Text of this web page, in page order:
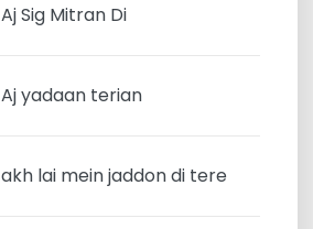
Aj Sig Mitran Di
Aj yadaan terian
akh lai mein jaddon di tere